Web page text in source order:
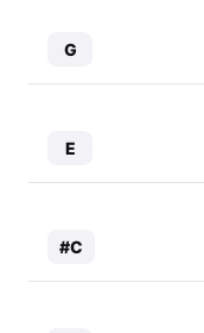
G
E
C#